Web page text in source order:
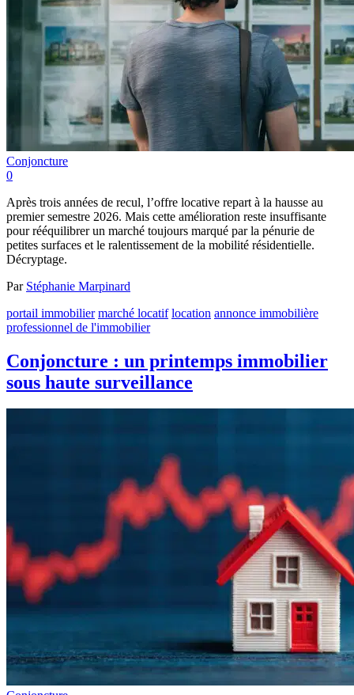
Conjoncture
0
Après trois années de recul, l’offre locative repart à la hausse au
premier semestre 2026. Mais cette amélioration reste insuffisante
pour rééquilibrer un marché toujours marqué par la pénurie de
petites surfaces et le ralentissement de la mobilité résidentielle.
Décryptage.
Par Stéphanie Marpinard
portail immobilier marché locatif location annonce immobilière
professionnel de l'immobilier
Conjoncture : un printemps immobilier
sous haute surveillance